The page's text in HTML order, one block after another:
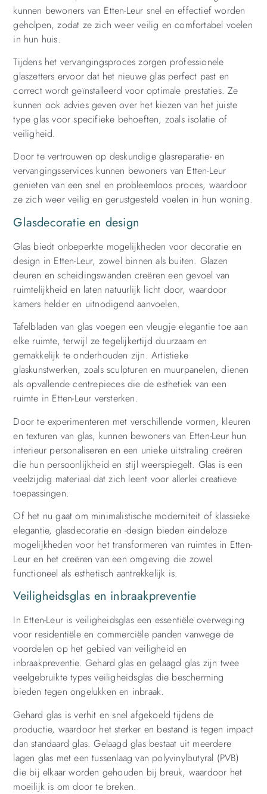
kunnen bewoners van Etten-Leur snel en effectief worden
geholpen, zodat ze zich weer veilig en comfortabel voelen
in hun huis.
Tijdens het vervangingsproces zorgen professionele
glaszetters ervoor dat het nieuwe glas perfect past en
correct wordt geïnstalleerd voor optimale prestaties. Ze
kunnen ook advies geven over het kiezen van het juiste
type glas voor specifieke behoeften, zoals isolatie of
veiligheid.
Door te vertrouwen op deskundige glasreparatie- en
vervangingsservices kunnen bewoners van Etten-Leur
genieten van een snel en probleemloos proces, waardoor
ze zich weer veilig en gerustgesteld voelen in hun woning.
Glasdecoratie en design
Glas biedt onbeperkte mogelijkheden voor decoratie en
design in Etten-Leur, zowel binnen als buiten. Glazen
deuren en scheidingswanden creëren een gevoel van
ruimtelijkheid en laten natuurlijk licht door, waardoor
kamers helder en uitnodigend aanvoelen.
Tafelbladen van glas voegen een vleugje elegantie toe aan
elke ruimte, terwijl ze tegelijkertijd duurzaam en
gemakkelijk te onderhouden zijn. Artistieke
glaskunstwerken, zoals sculpturen en muurpanelen, dienen
als opvallende centrepieces die de esthetiek van een
ruimte in Etten-Leur versterken.
Door te experimenteren met verschillende vormen, kleuren
en texturen van glas, kunnen bewoners van Etten-Leur hun
interieur personaliseren en een unieke uitstraling creëren
die hun persoonlijkheid en stijl weerspiegelt. Glas is een
veelzijdig materiaal dat zich leent voor allerlei creatieve
toepassingen.
Of het nu gaat om minimalistische moderniteit of klassieke
elegantie, glasdecoratie en -design bieden eindeloze
mogelijkheden voor het transformeren van ruimtes in Etten-
Leur en het creëren van een omgeving die zowel
functioneel als esthetisch aantrekkelijk is.
Veiligheidsglas en inbraakpreventie
In Etten-Leur is veiligheidsglas een essentiële overweging
voor residentiële en commerciële panden vanwege de
voordelen op het gebied van veiligheid en
inbraakpreventie. Gehard glas en gelaagd glas zijn twee
veelgebruikte types veiligheidsglas die bescherming
bieden tegen ongelukken en inbraak.
Gehard glas is verhit en snel afgekoeld tijdens de
productie, waardoor het sterker en bestand is tegen impact
dan standaard glas. Gelaagd glas bestaat uit meerdere
lagen glas met een tussenlaag van polyvinylbutyral (PVB)
die bij elkaar worden gehouden bij breuk, waardoor het
moeilijk is om door te breken.